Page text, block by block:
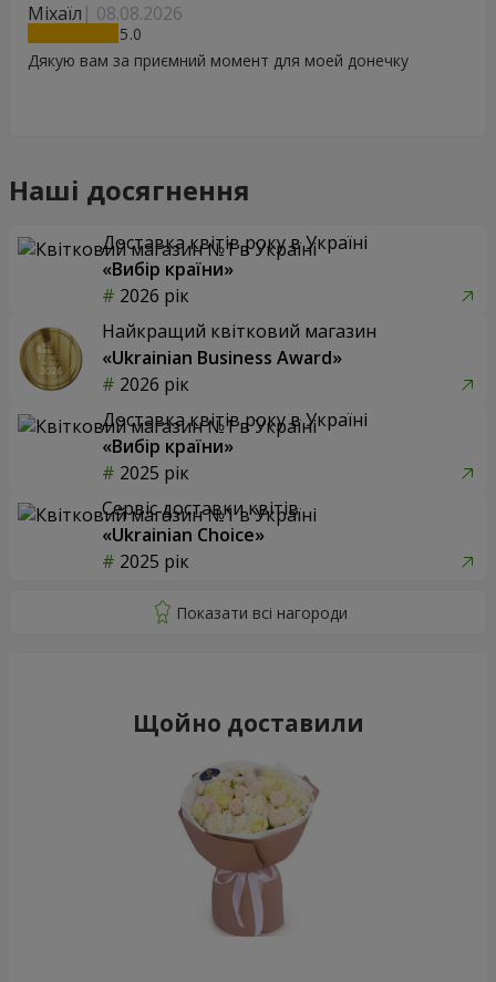
Міхаїл 08.08.2026
5
Дякую вам за приємний момент для моей донечку
Наші досягнення
Доставка квітів року в Україні
«Вибір країни»
2026 рік
Найкращий квітковий магазин
«Ukrainian Business Award»
2026 рік
Доставка квітів року в Україні
«Вибір країни»
2025 рік
Сервіс доставки квітів
«Ukrainian Choice»
2025 рік
Щойно доставили